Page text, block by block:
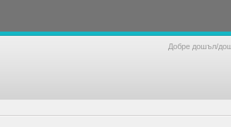
Добре дошъл/